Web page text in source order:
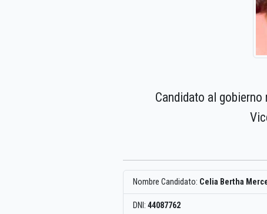
Candidato al
Nombre Candidato: Celia Bertha
DNI: 44087762